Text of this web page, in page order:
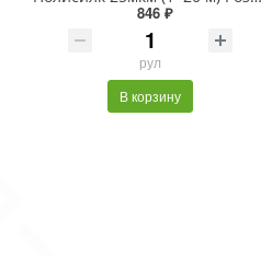
846 ₽
рул
В корзину